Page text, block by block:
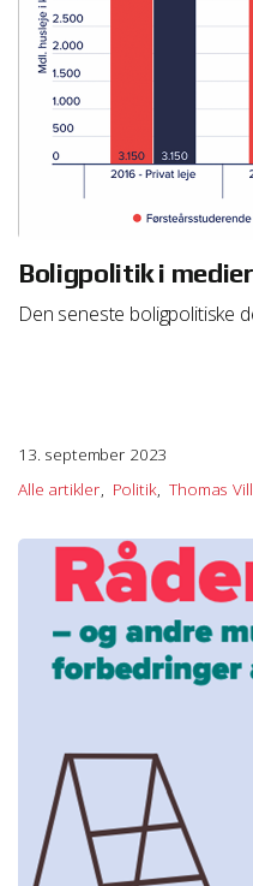
Boligpolitik i
Den seneste boligpolitiske
13. september 2023
Alle artikler
Politik Thomas